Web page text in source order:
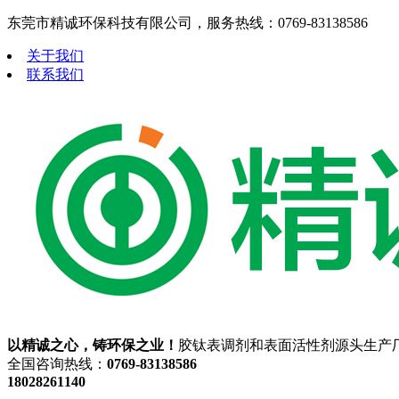
东莞市精诚环保科技有限公司，服务热线：0769-83138586
关于我们
联系我们
以精诚之心，铸环保之业！ 胶钛表调剂和表面活性剂源头生产
全国咨询热线： 0769-83138586
18028261140